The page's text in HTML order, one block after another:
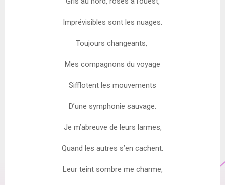
Imprévisibles sont les nuages.
Toujours changeants,
Mes compagnons du voyage
Sifflotent les mouvements
D’une symphonie sauvage.
Je m’abreuve de leurs larmes,
Quand les autres s’en cachent.
Leur teint sombre me charme,